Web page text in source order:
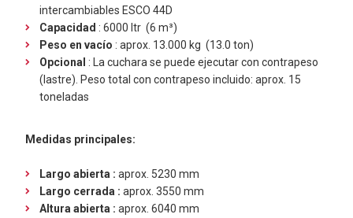
intercambiables ESCO 44D
Capacidad : 6000 ltr (6 m³)
Peso en vacío : aprox. 13.000 kg (13.0 ton)
Opcional : La cuchara se puede ejecutar con contrapeso
(lastre). Peso total con contrapeso incluido: aprox. 15
toneladas
Medidas principales:
Largo abierta : aprox. 5230 mm
Largo cerrada : aprox. 3550 mm
Altura abierta : aprox. 6040 mm